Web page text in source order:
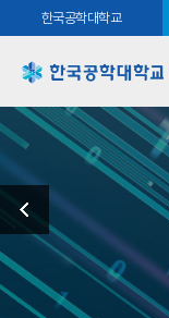
한국공학대학교